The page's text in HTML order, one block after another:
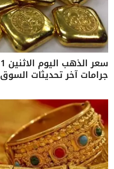
جرامات آخر تحديثات السوق